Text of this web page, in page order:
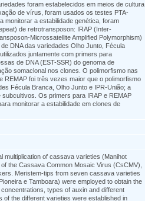
foram estabelecidos em meios de cultura
de vírus, foram usados os testes PTA-
monitorar a estabilidade genética, foram
de retrotransposon: IRAP (Inter-
Microssatellite Amplified Polymorphism)
DNA das variedades Olho Junto, Fécula
juntamente com primers para
de DNA (EST-SSR) do genoma de
somaclonal nos clones. O polimorfismo nas
REMAP foi três vezes maior que o polimorfismo
Fécula Branca, Olho Junto e IPR-União; a
Os primers para IRAP e REMAP
monitorar a estabilidade em clones de
multiplication of cassava varieties (Manihot
the Cassava Common Mosaic Virus (CsCMV),
Meristem-tips from seven cassava varieties
e Tamboara) were employed to obtain the
types of auxin and different
of the different varieties were established in